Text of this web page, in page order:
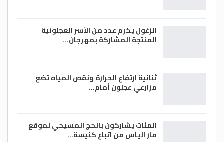
الزغول يكرم عدد من الأسر العجلونية
المنتجة المشاركة بمهرجان…
ثنائية ارتفاع الحرارة ونقص المياه تضع
مزارعي عجلون أمام…
المئات يشاركون بالحج المسيحي لموقع
مار الياس من اتباع كنيسة…